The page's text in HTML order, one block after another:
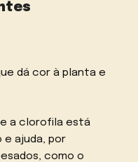
dá cor à planta e
a clorofila está
e ajuda, por
como o